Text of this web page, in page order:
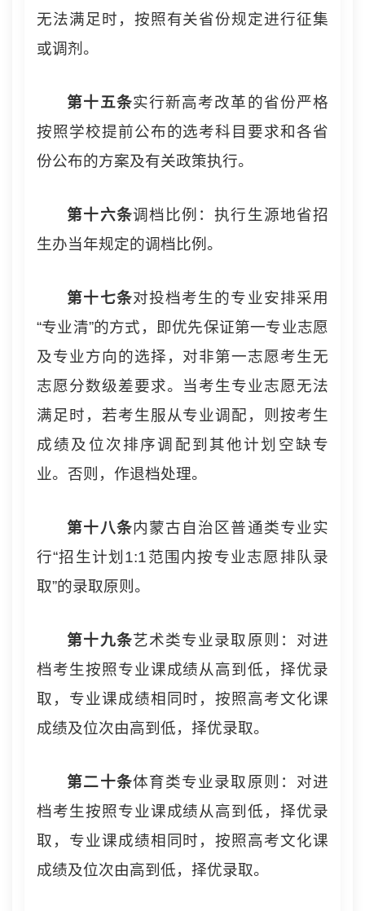
无法满足时，按照有关省份规定进行征集
或调剂。
第十五条实行新高考改革的省份严格
按照学校提前公布的选考科目要求和各省
份公布的方案及有关政策执行。
第十六条调档比例：执行生源地省招
生办当年规定的调档比例。
第十七条对投档考生的专业安排采用
“专业清”的方式，即优先保证第一专业志愿
及专业方向的选择，对非第一志愿考生无
志愿分数级差要求。当考生专业志愿无法
满足时，若考生服从专业调配，则按考生
成绩及位次排序调配到其他计划空缺专
业。否则，作退档处理。
第十八条内蒙古自治区普通类专业实
行“招生计划1:1范围内按专业志愿排队录
取”的录取原则。
第十九条艺术类专业录取原则：对进
档考生按照专业课成绩从高到低，择优录
取，专业课成绩相同时，按照高考文化课
成绩及位次由高到低，择优录取。
第二十条体育类专业录取原则：对进
档考生按照专业课成绩从高到低，择优录
取，专业课成绩相同时，按照高考文化课
成绩及位次由高到低，择优录取。